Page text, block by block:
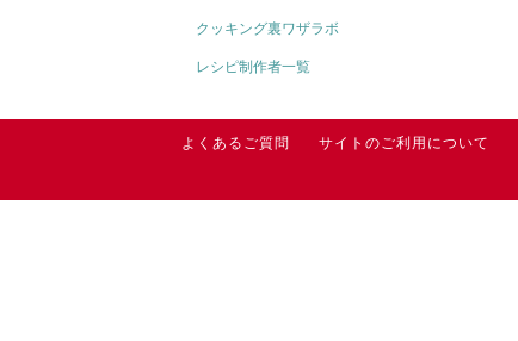
クッキング裏ワザラボ
レシピ制作者一覧
よくあるご質問 サイトのご利用について